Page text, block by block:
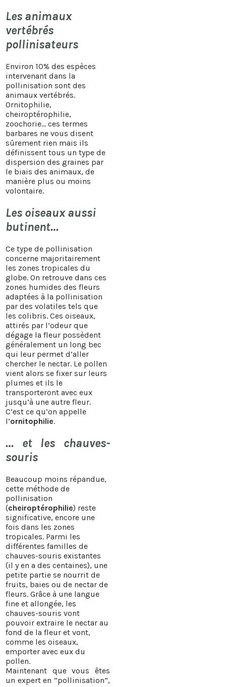
Les animaux
vertébrés
pollinisateurs
Environ 10% des espèces
intervenant dans la
pollinisation sont des
animaux vertébrés.
Ornitophilie,
cheiroptérophilie,
zoochorie… ces termes
barbares ne vous disent
sûrement rien mais ils
définissent tous un type de
dispersion des graines par
le biais des animaux, de
manière plus ou moins
volontaire.
Les oiseaux aussi
butinent…
​Ce type de pollinisation
concerne majoritairement
les zones tropicales du
globe. On retrouve dans ces
zones humides des fleurs
adaptées à la pollinisation
par des volatiles tels que
les colibris. Ces oiseaux,
attirés par l’odeur que
dégage la fleur possèdent
généralement un long bec
qui leur permet d’aller
chercher le nectar. Le pollen
vient alors se fixer sur leurs
plumes et ils le
transporteront avec eux
jusqu’à une autre fleur.
C’est ce qu’on appelle
l’ornitophilie.
… et les chauves-
souris
Beaucoup moins répandue,
cette méthode de
pollinisation
(cheiroptérophilie) reste
significative, encore une
fois dans les zones
tropicales. Parmi les
différentes familles de
chauves-souris existantes
(il y en a des centaines), une
petite partie se nourrit de
fruits, baies ou de nectar de
fleurs. Grâce à une langue
fine et allongée, les
chauves-souris vont
pouvoir extraire le nectar au
fond de la fleur et vont,
comme les oiseaux,
emporter avec eux du
pollen.
Maintenant que vous êtes
un expert en “pollinisation”,